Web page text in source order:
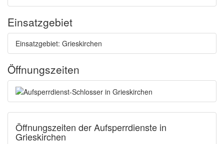
Einsatzgebiet
Einsatzgebiet: Grieskirchen
Öffnungszeiten
Öffnungszeiten der Aufsperrdienste in
Grieskirchen